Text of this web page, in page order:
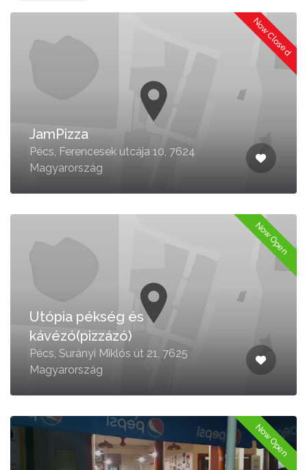
Now Closed
JamPizza
Pécs, Ferencesek utcája 10, 7624
Magyarország
Now Open
Utópia pékség és
kávézó(pizzázó)
Pécs, Surányi Miklós út 21, 7625
Magyarország
Now Open